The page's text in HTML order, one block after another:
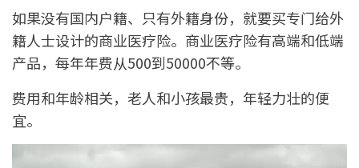
如果没有国内户籍、只有外籍身份，就要买专门给外
籍人士设计的商业医疗险。商业医疗险有高端和低端
产品，每年年费从500到50000不等。
费用和年龄相关，老人和小孩最贵，年轻力壮的便
宜。